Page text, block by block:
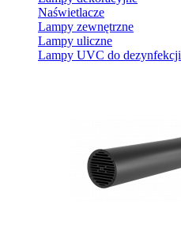
Naświetlacze
Lampy zewnętrzne
Lampy uliczne
Lampy UVC do dezynfekcji